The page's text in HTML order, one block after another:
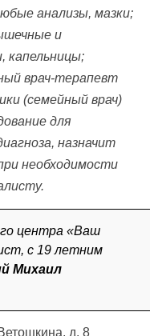
анализы, мазки;
и
капельницы;
врач-терапевт
(семейный врач)
для
назначит
необходимости
центра «Ваш
с 19 летним
Михаил
д. 8